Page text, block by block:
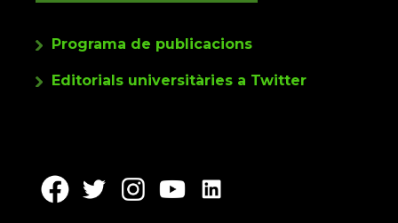
Programa de publicacions
Editorials universitàries a Twitter